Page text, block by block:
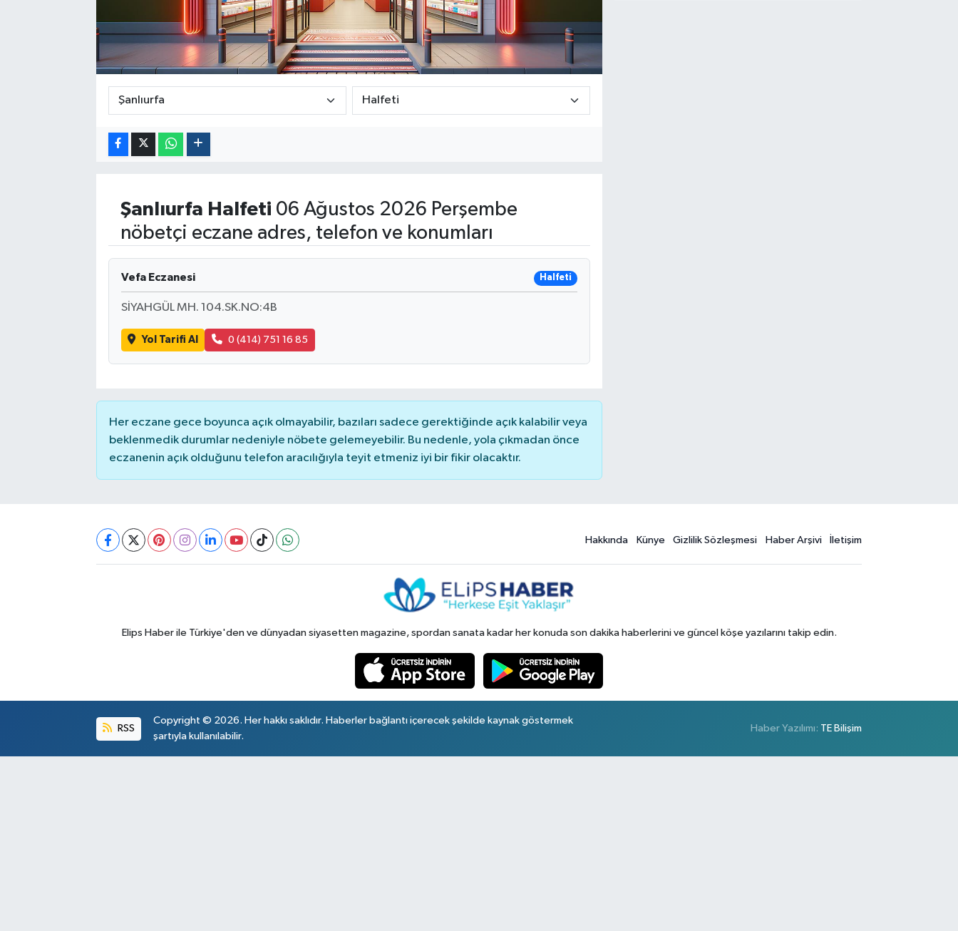
Şanlıurfa Halfeti 06 Ağustos 2026 Perşembe
nöbetçi eczane adres, telefon ve konumları
Vefa Eczanesi Halfeti
SİYAHGÜL MH. 104.SK.NO:4B
Yol Tarifi Al 0 (414) 751 16 85
Her eczane gece boyunca açık olmayabilir, bazıları sadece gerektiğinde açık kalabilir veya
beklenmedik durumlar nedeniyle nöbete gelemeyebilir. Bu nedenle, yola çıkmadan önce
eczanenin açık olduğunu telefon aracılığıyla teyit etmeniz iyi bir fikir olacaktır.
Hakkında Künye Gizlilik Sözleşmesi Haber Arşivi İletişim
Elips Haber ile Türkiye'den ve dünyadan siyasetten magazine, spordan sanata kadar her konuda son dakika haberlerini ve güncel köşe yazılarını takip edin.
RSS
Copyright © 2026. Her hakkı saklıdır. Haberler bağlantı içerecek şekilde kaynak göstermek
şartıyla kullanılabilir.
Haber Yazılımı: TE Bilişim
2024 Seçim Sonuçları